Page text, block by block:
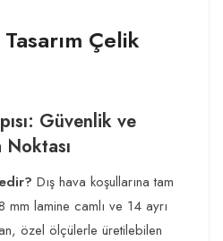
Çelik
Güvenlik ve
Dış hava koşullarına tam
lamine camlı ve 14 ayrı
özel ölçülerle üretilebilen